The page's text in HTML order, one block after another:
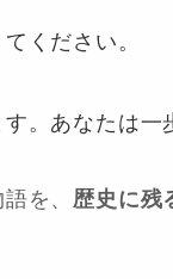
ください。
。あなたは一
を、 歴史に残